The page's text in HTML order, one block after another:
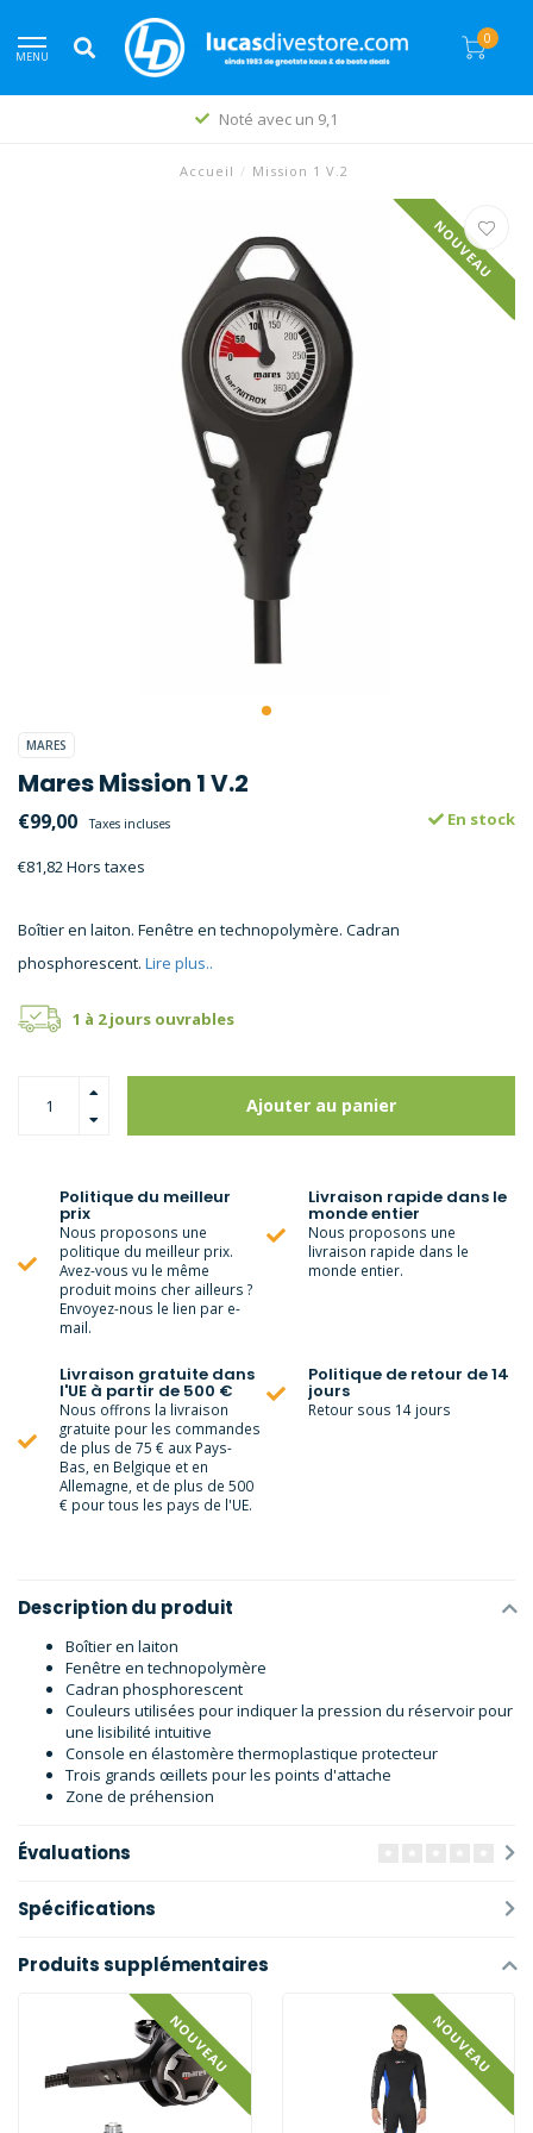
MENU
0
Noté avec un 9,1
Accueil / Mission 1 V.2
NOUVEAU
MARES
Mares Mission 1 V.2
€99,00 Taxes incluses
€81,82 Hors taxes
En stock
Boîtier en laiton. Fenêtre en technopolymère. Cadran
phosphorescent. Lire plus..
1 à 2 jours ouvrables
Ajouter au panier
Politique du meilleur
prix
Nous proposons une
politique du meilleur prix.
Avez-vous vu le même
produit moins cher ailleurs ?
Envoyez-nous le lien par e-
mail.
Livraison rapide dans le
monde entier
Nous proposons une
livraison rapide dans le
monde entier.
Livraison gratuite dans
l'UE à partir de 500 €
Nous offrons la livraison
gratuite pour les commandes
de plus de 75 € aux Pays-
Bas, en Belgique et en
Allemagne, et de plus de 500
€ pour tous les pays de l'UE.
Politique de retour de 14
jours
Retour sous 14 jours
Description du produit
Boîtier en laiton
Fenêtre en technopolymère
Cadran phosphorescent
Couleurs utilisées pour indiquer la pression du réservoir pour
une lisibilité intuitive
Console en élastomère thermoplastique protecteur
Trois grands œillets pour les points d'attache
Zone de préhension
Évaluations
Spécifications
Produits supplémentaires
NOUVEAU NOUVEAU